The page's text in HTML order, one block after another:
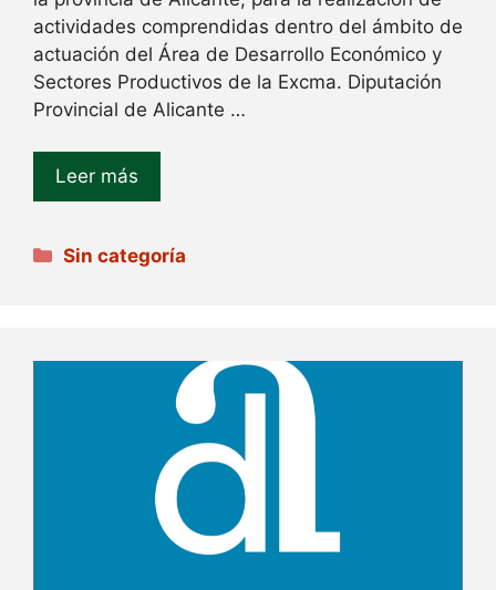
actividades comprendidas dentro del ámbito de
actuación del Área de Desarrollo Económico y
Sectores Productivos de la Excma. Diputación
Provincial de Alicante …
Leer más
Categorías
Sin categoría